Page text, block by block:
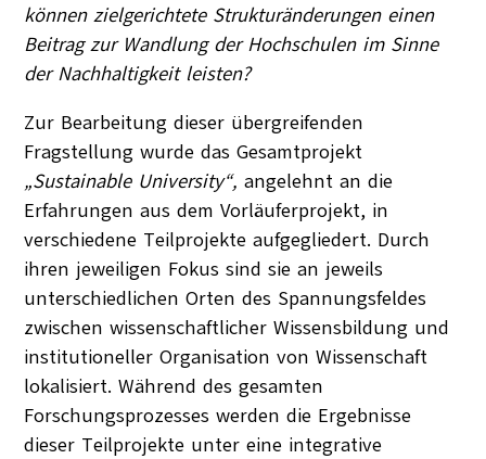
können zielgerichtete Strukturänderungen einen
Beitrag zur Wandlung der Hochschulen im Sinne
der Nachhaltigkeit leisten?
Zur Bearbeitung dieser übergreifenden
Fragstellung wurde das Gesamtprojekt
„Sustainable University“,angelehnt an die
Erfahrungen aus dem Vorläuferprojekt, in
verschiedene Teilprojekte aufgegliedert. Durch
ihren jeweiligen Fokus sind sie an jeweils
unterschiedlichen Orten des Spannungsfeldes
zwischen wissenschaftlicher Wissensbildung und
institutioneller Organisation von Wissenschaft
lokalisiert. Während des gesamten
Forschungsprozesses werden die Ergebnisse
dieser Teilprojekte unter eine integrative